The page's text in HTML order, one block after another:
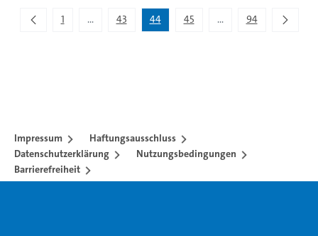
1 ...
Zwischenseiten Navigieren mit TAB-Taste.
43 44 45 ...
Zwischenseiten
94
Impressum
Haftungsausschluss
Datenschutzerklärung
Nutzungsbedingungen
Barrierefreiheit